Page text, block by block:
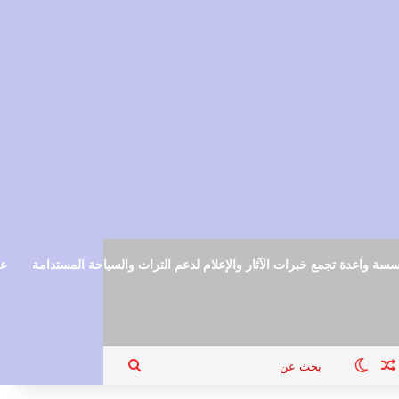
واعدة تجمع خبرات الآثار والإعلام لدعم التراث والسياحة المستدامة
الدخول
مقال عشوائي
الوضع المظلم
بحث